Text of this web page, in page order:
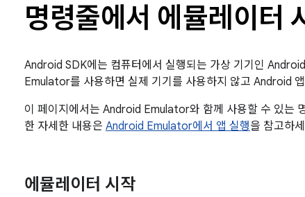
명령줄에서 에뮬레이터
Android SDK에는 컴퓨터에서 실행되는 가상 기기인
Emulator를 사용하면 실제 기기를 사용하지 않고 Android
이 페이지에서는 Android Emulator와 함께 사용할 수 있는
한 자세한 내용은 Android Emulator에서 앱 실행을 참고하
에뮬레이터 시작